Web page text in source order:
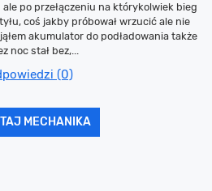
po przełączeniu na którykolwiek bieg
coś jakby próbował wrzucić ale nie
akumulator do podładowania także
noc stał bez,...
(0)
MECHANIKA